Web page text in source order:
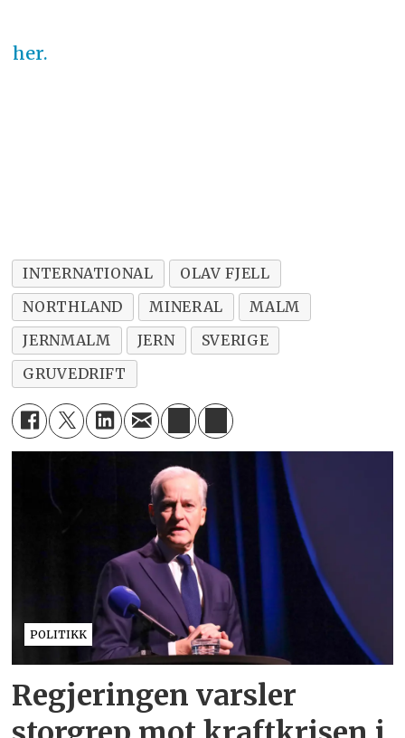
her.
INTERNATIONAL
OLAV FJELL
NORTHLAND
MINERAL
MALM
JERNMALM
JERN
SVERIGE
GRUVEDRIFT
POLITIKK
Regjeringen varsler